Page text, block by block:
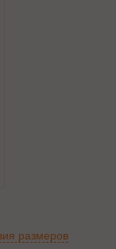
размеров